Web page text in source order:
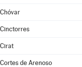
Chóvar
Cinctorres
Cirat
Cortes de Arenoso